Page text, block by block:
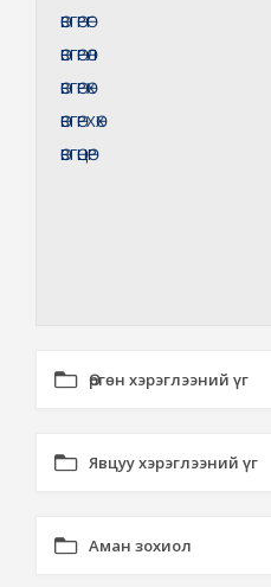
ӨВГӨРӨГ
ӨВГӨРӨЛ
ӨВГӨРӨХ
ӨВГӨРХӨХ
ӨВГӨЦӨР
Өргөн хэрэглээний үг
Явцуу хэрэглээний үг
Аман зохиол